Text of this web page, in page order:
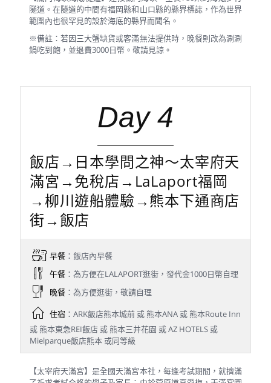
隧道。在隧道的中間有福岡縣和山口縣的縣界標誌，作為世界
範圍內也很罕見的設於海底的縣界而聞名。
※備註：若因三大蟹缺貨或客滿無法提供時，晚餐則改為涮涮
鍋吃到飽，並退費3000日幣。敬請見諒。
Day 4
飯店→日本學問之神～太宰府天
滿宮→免稅店→LaLaport福岡
→柳川遊船體驗→熊本下通商店
街→飯店
早餐：飯店內早餐
午餐：為方便在LALAPORT逛街，發代金1000日幣自理
晚餐：為方便逛街，敬請自理
住宿：ARK飯店熊本城前 或 熊本ANA 或 熊本Route Inn
或 熊本東急REI飯店 或 熊本三井花園 或 AZ HOTELS 或
Mielparque飯店熊本 或同等級
【太宰府天滿宮】是全國天滿宮本社，每逢考試期間，就擠滿